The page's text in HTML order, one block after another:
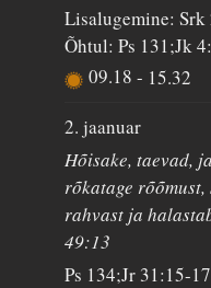
Lisalugemine: Srk
Õhtul: Ps 131;Jk
09.18- 15.32
2. jaanuar
Hõisake, taevad,
rõkatage
rahvast ja
49:13
Ps 134;Jr 31:15-